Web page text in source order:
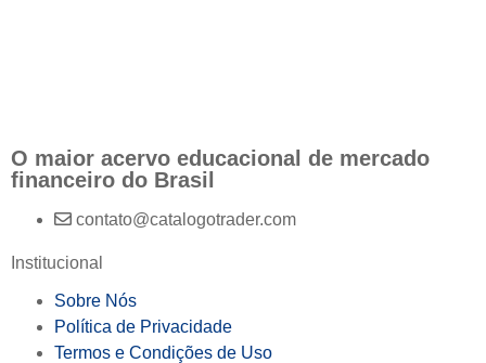
O maior acervo educacional de mercado
financeiro do Brasil
contato@catalogotrader.com
Institucional
Sobre Nós
Política de Privacidade
Termos e Condições de Uso